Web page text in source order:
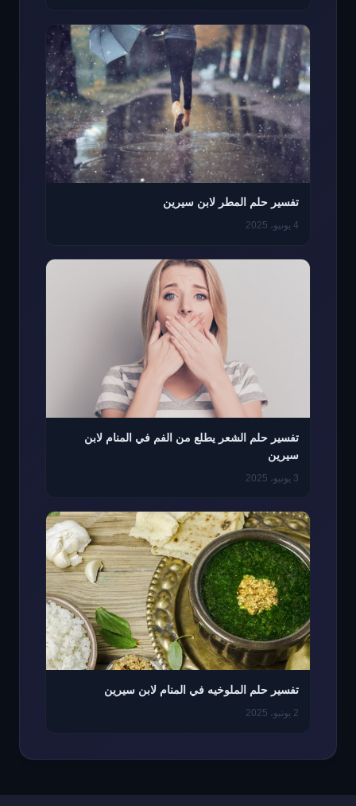
تفسير حلم المطر لابن سيرين
4 يونيو، 2025
تفسير حلم الشعر يطلع من الفم في المنام لابن
سيرين
3 يونيو، 2025
تفسير حلم الملوخيه في المنام لابن سيرين
2 يونيو، 2025